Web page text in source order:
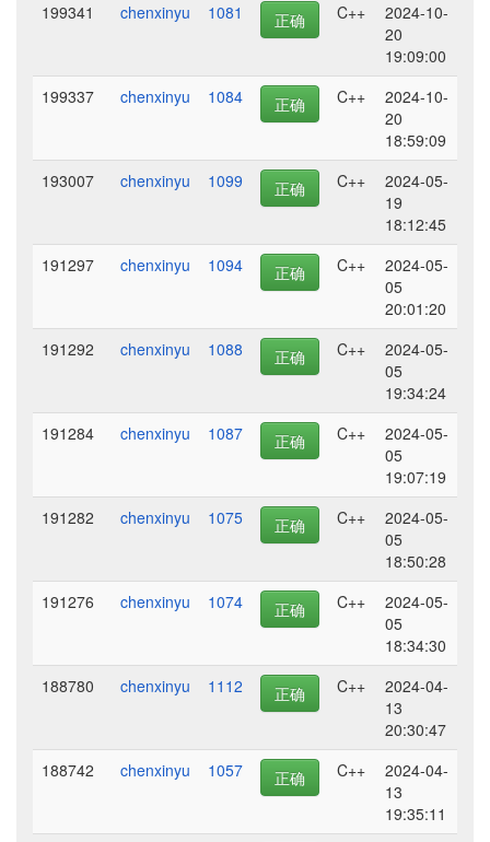
199341
chenxinyu 1081 正确 C++
2024-10-
20
19:09:00
199337
chenxinyu 1084 正确 C++
2024-10-
20
18:59:09
193007
chenxinyu 1099 正确 C++
2024-05-
19
18:12:45
191297
chenxinyu 1094 正确 C++
2024-05-
05
20:01:20
191292
chenxinyu 1088 正确 C++
2024-05-
05
19:34:24
191284
chenxinyu 1087 正确 C++
2024-05-
05
19:07:19
191282
chenxinyu 1075 正确 C++
2024-05-
05
18:50:28
191276
chenxinyu 1074 正确 C++
2024-05-
05
18:34:30
188780
chenxinyu 1112 正确 C++
2024-04-
13
20:30:47
188742
chenxinyu 1057 正确 C++
2024-04-
13
19:35:11